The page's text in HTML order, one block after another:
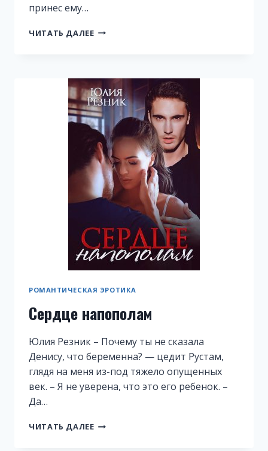
принес ему…
ЧИТАТЬ ДАЛЕЕ СОЛЬ
РОМАНТИЧЕСКАЯ ЭРОТИКА
Сердце напополам
Юлия Резник – Почему ты не сказала
Денису, что беременна? — цедит Рустам,
глядя на меня из-под тяжело опущенных
век. – Я не уверена, что это его ребенок. –
Да…
ЧИТАТЬ ДАЛЕЕ СЕРДЦЕ